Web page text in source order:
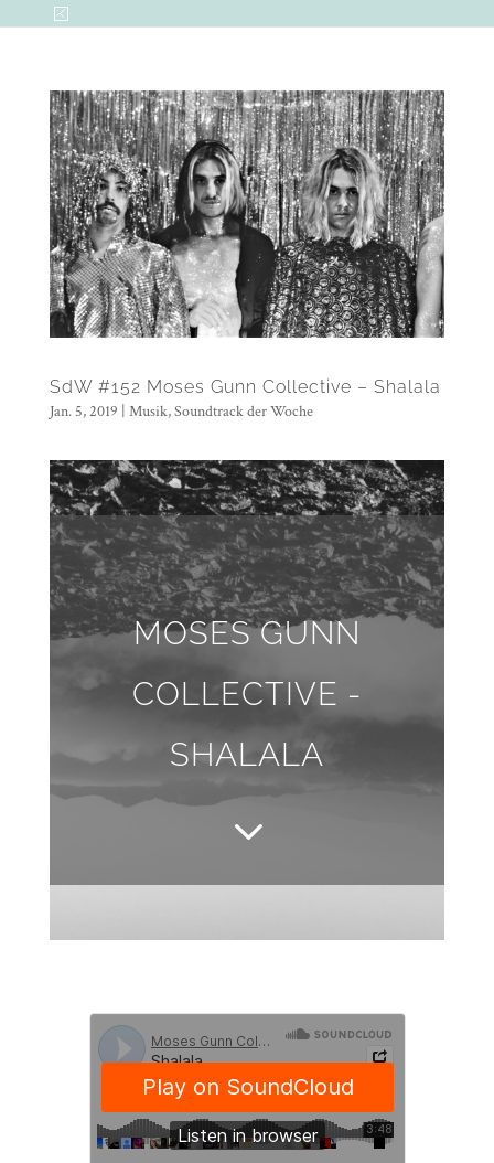
SdW #152 Moses Gunn Collective – Shalala
Jan. 5, 2019 Musik,Soundtrack der Woche
MOSES GUNN
COLLECTIVE -
SHALALA
3